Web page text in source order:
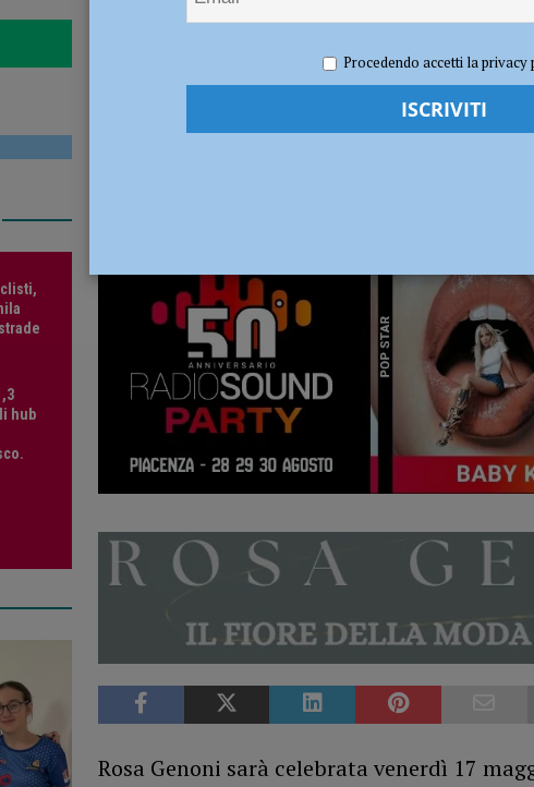
di pedoni e ciclisti, dalla Provincia 295 mila euro per rendere le strade più sicure
Rosa Genoni sarà celebrata venerdì 17
hub
Procedendo accetti la privacy